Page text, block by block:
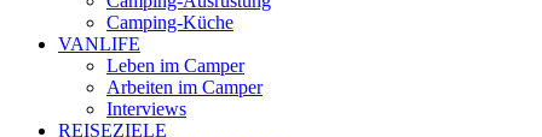
Camping-Küche
VANLIFE
Leben im Camper
Arbeiten im Camper
Interviews
REISEZIELE